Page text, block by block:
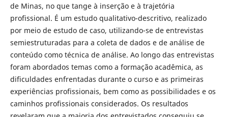
de Minas, no que tange à inserção e à trajetória
profissional. É um estudo qualitativo-descritivo, realizado
por meio de estudo de caso, utilizando-se de entrevistas
semiestruturadas para a coleta de dados e de análise de
conteúdo como técnica de análise. Ao longo das entrevistas
foram abordados temas como a formação acadêmica, as
dificuldades enfrentadas durante o curso e as primeiras
experiências profissionais, bem como as possibilidades e os
caminhos profissionais considerados. Os resultados